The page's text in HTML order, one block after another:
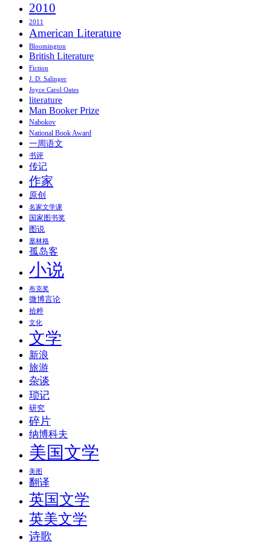
2010
2011
American Literature
Bloomington
British Literature
Fiction
J. D. Salinger
Joyce Carol Oates
literature
Man Booker Prize
Nabokov
National Book Award
一周语文
书评
传记
作家
原创
名家文学课
国家图书奖
图说
塞林格
孤岛客
小说
布克奖
微博言论
拾粹
文化
文学
新浪
旅游
杂谈
琐记
研究
碎片
纳博科夫
美国文学
美图
翻译
英国文学
英美文学
诗歌